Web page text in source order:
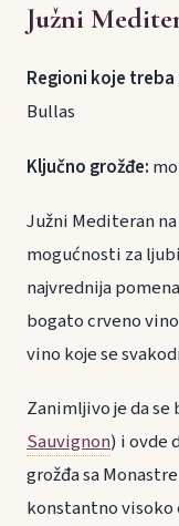
Južni
Regioni koje
Bullas
Ključno grožđe:
Južni Mediteran
mogućnosti za
najvrednija
bogato crveno
vino koje se
Zanimljivo je da
Sauvignon) i ovde
grožđa sa
konstantno visoko